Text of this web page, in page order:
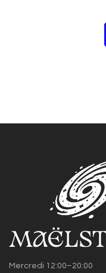
Mercredi 12:00–20:00